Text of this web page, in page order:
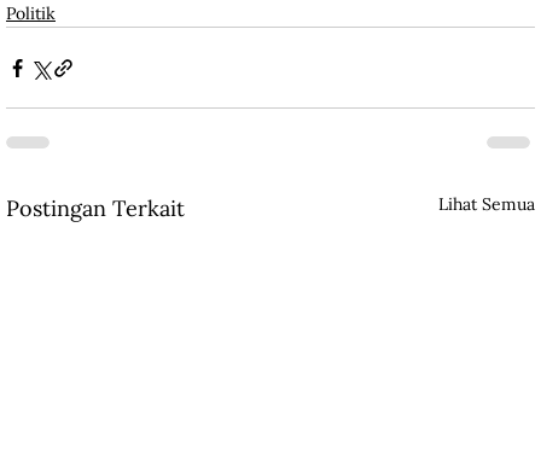
Politik
Postingan Terkait Lihat Semua